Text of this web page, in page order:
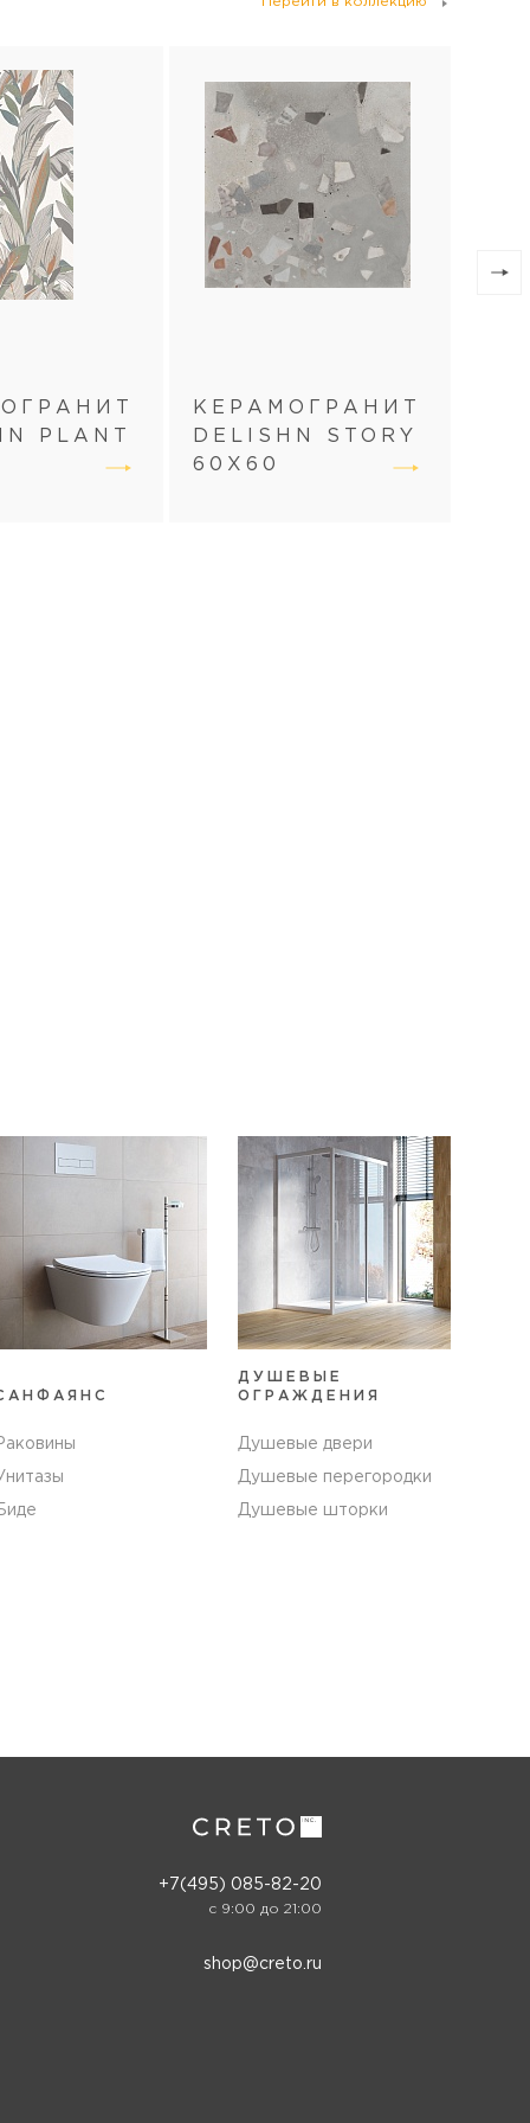
PLANT
КЕРАМОГРАНИТ
DELISHN STORY
60Х60
ДУШЕВЫЕ
ОГРАЖДЕНИЯ
Душевые двери
Душевые перегородки
Душевые шторки
+7(495) 085-82-20
c 9:00 до 21:00
shop@creto.ru